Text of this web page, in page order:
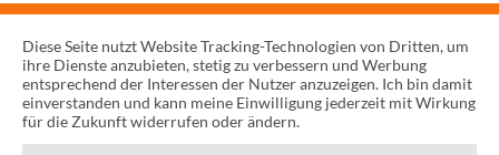
Diese Seite nutzt Website Tracking-Technologien von Dritten, um
ihre Dienste anzubieten, stetig zu verbessern und Werbung
entsprechend der Interessen der Nutzer anzuzeigen. Ich bin damit
einverstanden und kann meine Einwilligung jederzeit mit Wirkung
für die Zukunft widerrufen oder ändern.